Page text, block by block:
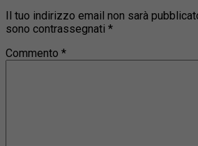
Il tuo indirizzo email non sarà
sono contrassegnati *
Commento *